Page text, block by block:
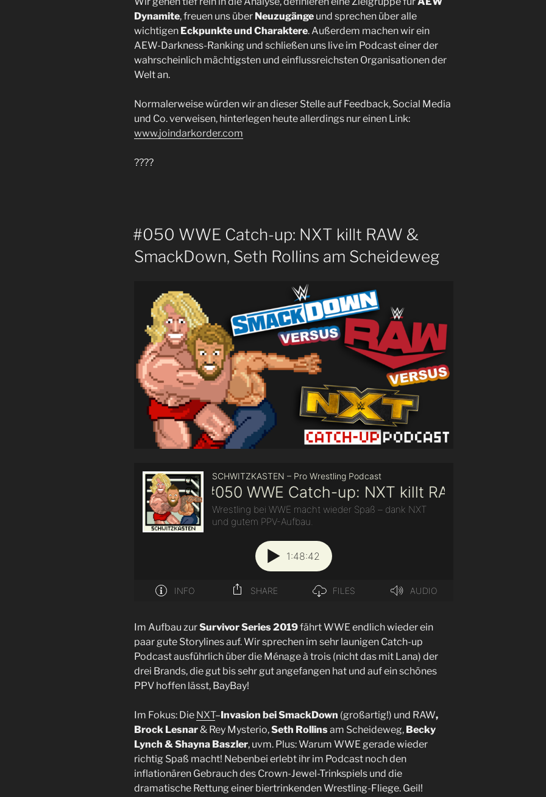
Dynamite, freuen uns über Neuzugänge und sprechen über alle
wichtigen Eckpunkte und Charaktere. Außerdem machen wir ein
AEW-Darkness-Ranking und schließen uns live im Podcast einer der
wahrscheinlich mächtigsten und einflussreichsten Organisationen der
Welt an.
Normalerweise würden wir an dieser Stelle auf Feedback, Social Media
und Co. verweisen, hinterlegen heute allerdings nur einen Link:
www.joindarkorder.com
????
#050 WWE Catch-up: NXT killt RAW &
SmackDown, Seth Rollins am Scheideweg
Im Aufbau zurSurvivor Series 2019fährt WWE endlich wieder ein
paar gute Storylines auf. Wir sprechen im sehr launigen Catch-up
Podcast ausführlich über die Ménage à trois (nicht das mit Lana) der
drei Brands, die gut bis sehr gut angefangen hat und auf ein schönes
PPV hoffen lässt, BayBay!
Im Fokus: Die NXT–Invasion bei SmackDown (großartig!) und RAW,
Brock Lesnar& Rey Mysterio,Seth Rollinsam Scheideweg, Becky
Lynch & Shayna Baszler, uvm. Plus: Warum WWE gerade wieder
richtig Spaß macht! Nebenbei erlebt ihr im Podcast noch den
inflationären Gebrauch des Crown-Jewel-Trinkspiels und die
dramatische Rettung einer biertrinkenden Wrestling-Fliege. Geil!